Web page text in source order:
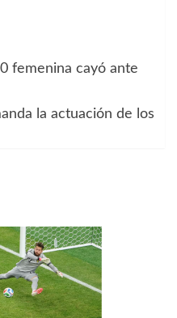
femenina cayó ante
la actuación de los